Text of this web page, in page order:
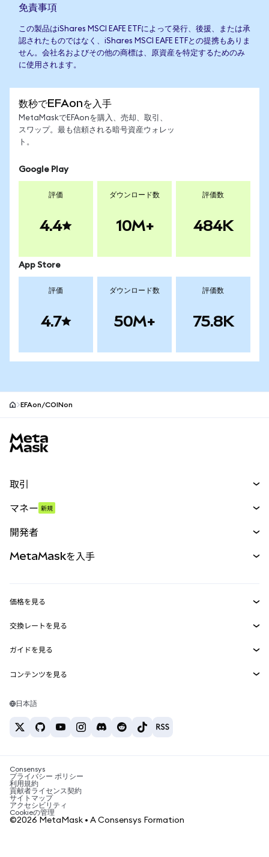
免責事項
この製品はiShares MSCI EAFE ETFによって発行、後援、または承
認されたものではなく、iShares MSCI EAFE ETFとの提携もありま
せん。会社名およびその他の商標は、原資産を特定するためのみ
に使用されます。
数秒でEFAonを入手
MetaMaskでEFAonを購入、売却、取引、
スワップ。最も信頼される暗号資産ウォレッ
ト。
Google Play
評価
4.4
ダウンロード数
10M+
評価数
484K
App Store
評価
4.7
ダウンロード数
50M+
評価数
75.8K
EFAon/COINon
取引
パーペチュアル
RWA
マネー 新規
開発者
MetaMask Connect
Snaps
Web3サービス
MetaMaskを入手
セキュリティ
サポート
キャリア
お問い合わせ
価格を見る
イーサリアムの価格
Solanaの価格
Tetherの価格
交換レートを見る
ETH→USD
USDT→INR
BTC→INR
ETH→USDT
ガイドを見る
ETHの購入
USDTの購入
SHIBの購入
BNBの購入
コンテンツを見る
Solanaウォレット
税制関連ニュース
暗号資産の購入方法は？
ビットコインを売るには？
日本語
Consensys
プライバシー ポリシー
利用規約
貢献者ライセンス契約
サイトマップ
アクセシビリティ
Cookieの管理
©2026 MetaMask • A Consensys Formation